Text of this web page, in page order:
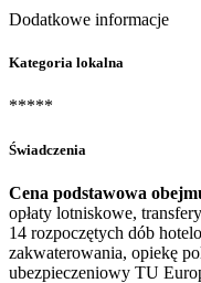
Dodatkowe informacje
Kategoria lokalna
*****
Świadczenia
Cena podstawowa
opłaty lotniskowe,
14 rozpoczętych dób
zakwaterowania, opiekę
ubezpieczeniowy TU